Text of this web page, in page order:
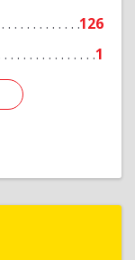
126
1
Подробнее